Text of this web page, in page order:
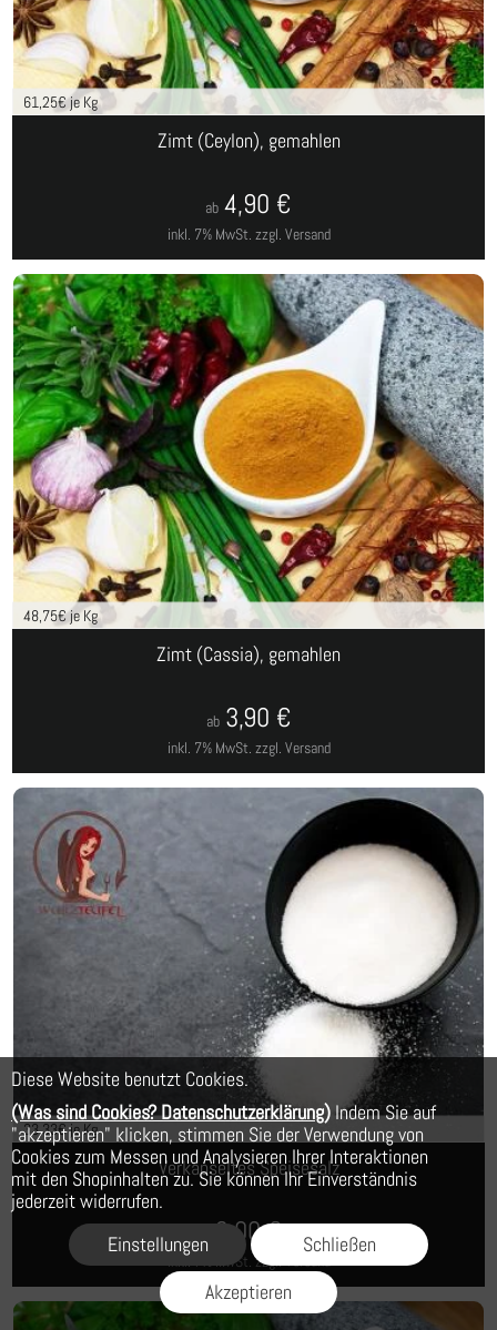
Diese Website benutzt Cookies.
(Was sind Cookies? Datenschutzerklärung)Indem Sie auf
"akzeptieren" klicken, stimmen Sie der Verwendung von
Cookies zum Messen und Analysieren Ihrer Interaktionen
mit den Shopinhalten zu. Sie können Ihr Einverständnis
jederzeit widerrufen.
Einstellungen
Schließen
Akzeptieren
61,25€ je Kg
Zimt (Ceylon), gemahlen
inkl. 7% MwSt. zzgl. Versand
ab 4,90 €
48,75€ je Kg
Zimt (Cassia), gemahlen
inkl. 7% MwSt. zzgl. Versand
ab 3,90 €
33,33€ je Kg
Verkapseltes Speisesalz
inkl. 7% MwSt.zzgl. Versand
2,00€